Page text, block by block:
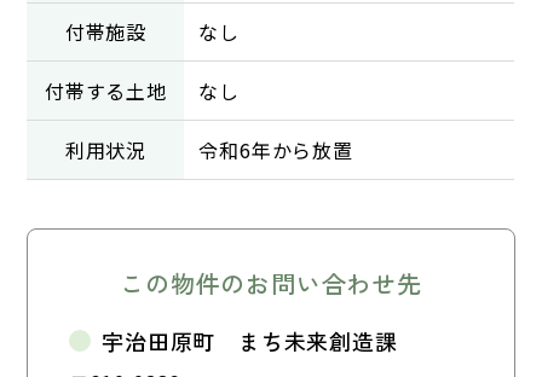
付帯施設 なし
付帯する土地 なし
利用状況 令和6年から放置
この物件のお問い合わせ先
宇治田原町 まち未来創造課